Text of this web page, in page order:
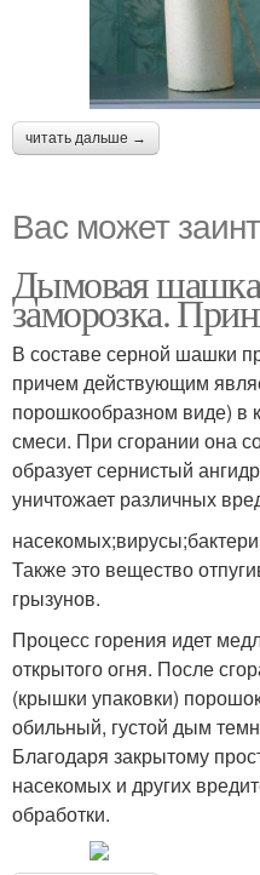
читать дальше →
Вас может
Дымовая
заморозка.
В составе серной шашки
причем действующим
порошкообразном виде) в
смеси. При сгорании она
образует сернистый
уничтожает различных
Также это вещество
грызунов.
Процесс горения идет
открытого огня. После
(крышки упаковки)
обильный, густой дым
Благодаря закрытому
насекомых и других
обработки.